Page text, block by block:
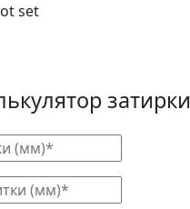
set
затирки